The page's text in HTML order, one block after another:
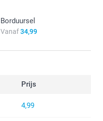
Borduursel
Vanaf34,99
Prijs
4,99